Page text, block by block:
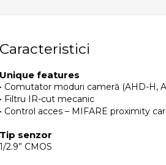
Caracteristici
Unique features
• Comutator moduri cameră (AHD-H,
• Filtru IR-cut mecanic
• Control acces – MIFARE proximity
Tip senzor
1/2.9” CMOS